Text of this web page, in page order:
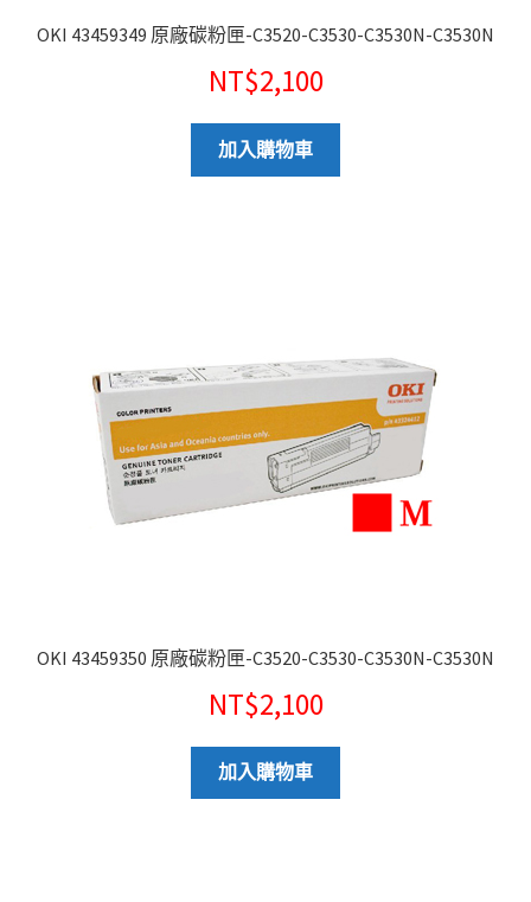
OKI 43459349 原廠碳粉匣-C3520-C3530-C3530N-C3530N
NT$2,100
加入購物車
OKI 43459350 原廠碳粉匣-C3520-C3530-C3530N-C3530N
NT$2,100
加入購物車